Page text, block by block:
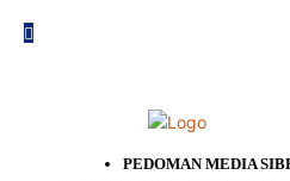
PEDOMAN MEDIA